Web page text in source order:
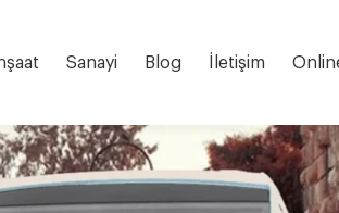
Sanayi Blog İletişim